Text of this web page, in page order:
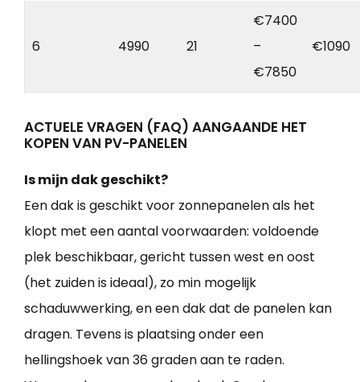
6 4990 21
€7400
–
€7850
€1090
ACTUELE VRAGEN (FAQ) AANGAANDE HET
KOPEN VAN PV-PANELEN
Is mijn dak geschikt?
Een dak is geschikt voor zonnepanelen als het
klopt met een aantal voorwaarden: voldoende
plek beschikbaar, gericht tussen west en oost
(het zuiden is ideaal), zo min mogelijk
schaduwwerking, en een dak dat de panelen kan
dragen. Tevens is plaatsing onder een
hellingshoek van 36 graden aan te raden.